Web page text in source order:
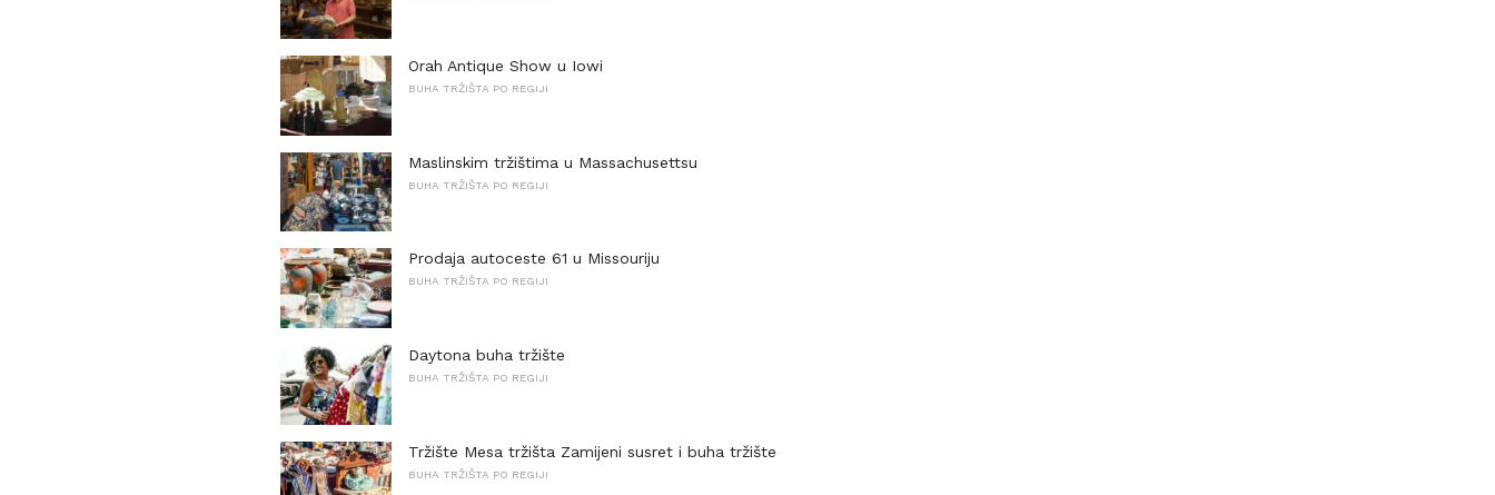
Orah Antique Show u Iowi
BUHA TRŽIŠTA PO REGIJI
Maslinskim tržištima u Massachusettsu
BUHA TRŽIŠTA PO REGIJI
Prodaja autoceste 61 u Missouriju
BUHA TRŽIŠTA PO REGIJI
Daytona buha tržište
BUHA TRŽIŠTA PO REGIJI
Tržište Mesa tržišta Zamijeni susret i buha tržište
BUHA TRŽIŠTA PO REGIJI